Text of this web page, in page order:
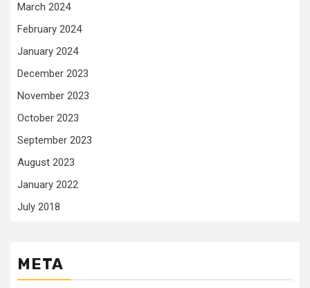
March 2024
February 2024
January 2024
December 2023
November 2023
October 2023
September 2023
August 2023
January 2022
July 2018
META